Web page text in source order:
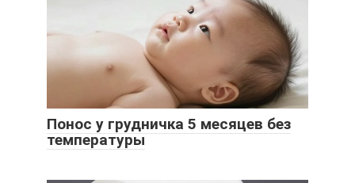
Понос у грудничка 5 месяцев без
температуры